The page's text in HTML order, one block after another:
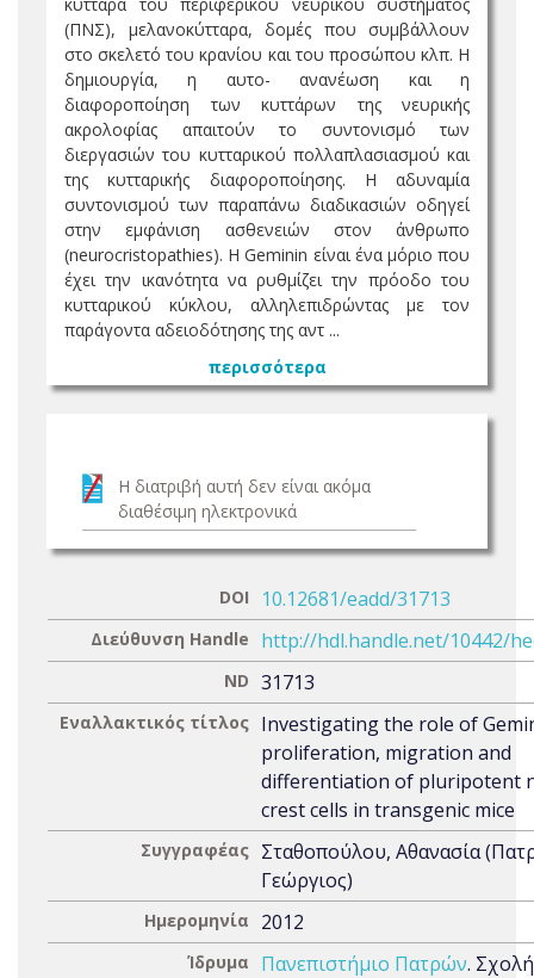
(ΠΝΣ), μελανοκύτταρα, δομές που συμβάλλουν
στο σκελετό του κρανίου και του προσώπου κλπ. Η
δημιουργία, η αυτο- ανανέωση και η
διαφοροποίηση των κυττάρων της νευρικής
ακρολοφίας απαιτούν το συντονισμό των
διεργασιών του κυτταρικού πολλαπλασιασμού και
της κυτταρικής διαφοροποίησης. Η αδυναμία
συντονισμού των παραπάνω διαδικασιών οδηγεί
στην εμφάνιση ασθενειών στον άνθρωπο
(neurocristopathies). Η Geminin είναι ένα μόριο που
έχει την ικανότητα να ρυθμίζει την πρόοδο του
κυτταρικού κύκλου, αλληλεπιδρώντας με τον
παράγοντα αδειοδότησης της αντ ...
περισσότερα
Η διατριβή αυτή δεν είναι ακόμα
διαθέσιμη ηλεκτρονικά
DOI 10.12681/eadd/31713
Διεύθυνση Handle http://hdl.handle.net/10442/
ND 31713
Εναλλακτικός τίτλος Investigating the role of
proliferation, migration and
differentiation of pluripotent
crest cells in transgenic mice
Συγγραφέας Σταθοπούλου, Αθανασία
Γεώργιος)
Ημερομηνία 2012
Ίδρυμα Πανεπιστήμιο Πατρών. Σχολή